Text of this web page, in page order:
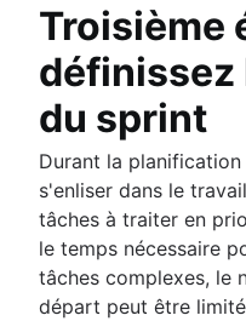
Troisième
du sprint
Durant la
s'enliser dans le
tâches à traiter en
le temps nécessaire
tâches complexes, le
départ peut être